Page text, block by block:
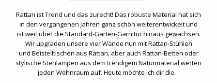
Rattan ist Trend und das zurecht! Das robuste Material hat sich
in den vergangenen Jahren ganz schön weiterentwickelt und
ist weit über die Standard-Garten-Garnitur hinaus gewachsen.
Wir upgraden unsere vier Wände nun mit Rattan-Stühlen
und Beistelltischen aus Rattan, aber auch Rattan-Betten oder
stylische Stehlampen aus dem trendigem Naturmaterial werten
jeden Wohnraum auf. Heute möchte ich dir die…